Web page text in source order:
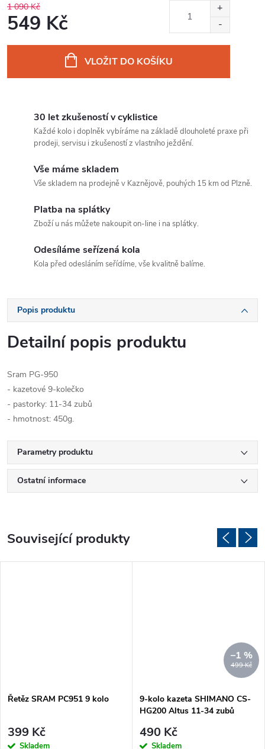
1 090 Kč
549 Kč
VLOŽIT DO KOŠÍKU
30 let zkušeností v cyklistice
Každé kolo i doplněk vybíráme na základě dlouholeté praxe při
prodeji, servisu i zkušeností z vlastního ježdění.
Vše máme skladem
Vše skladem na prodejně v Kaznějově, pouhých 15 km od Plzně.
Platba na splátky
Zboží u nás můžete nakoupit on-line i na splátky.
Odesíláme seřízená kola
Kola před odesláním seřídíme, vše kvalitně balíme.
Popis produktu
Detailní popis produktu
Sram PG-950
- kazetové 9-kolečko
- pastorky: 11-34 zubů
- hmotnost: 450g.
Parametry produktu
Ostatní informace
Související produkty
Řetěz SRAM PC951 9 kolo
399 Kč
Skladem
499 Kč
–1 %
9-kolo kazeta SHIMANO CS-
HG200 Altus 11-34 zubů
490 Kč
Skladem